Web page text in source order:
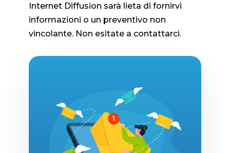
Internet Diffusion sarà lieta di fornirvi
informazioni o un preventivo non
vincolante. Non esitate a contattarci.